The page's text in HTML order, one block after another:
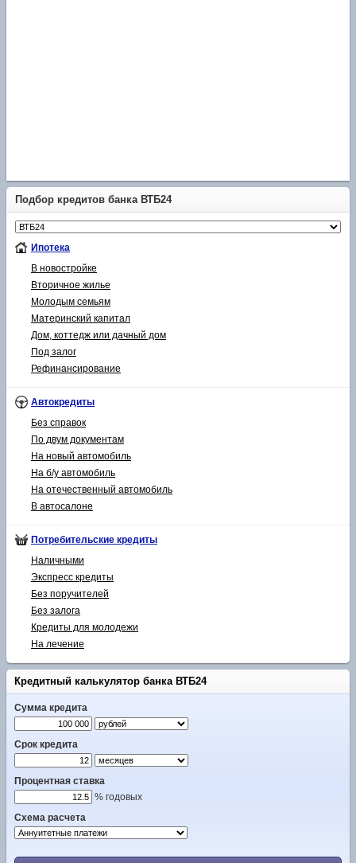
Подбор кредитов банка ВТБ24
Ипотека
В новостройке
Вторичное жилье
Молодым семьям
Материнский капитал
Дом, коттедж или дачный дом
Под залог
Рефинансирование
Автокредиты
Без справок
По двум документам
На новый автомобиль
На б/у автомобиль
На отечественный автомобиль
В автосалоне
Потребительские кредиты
Наличными
Экспресс кредиты
Без поручителей
Без залога
Кредиты для молодежи
На лечение
Кредитный калькулятор банка ВТБ24
Сумма кредита
Срок кредита
Процентная ставка
% годовых
Схема расчета